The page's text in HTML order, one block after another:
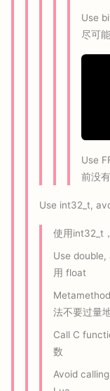
Use
尽可
Use
前没
Use int32_t,
使用int32_t
Use
用 float
法不要过量
Call C
数
Avoid